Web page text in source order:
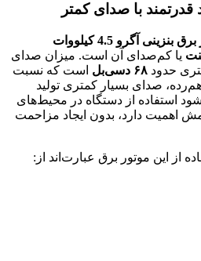
با صدای کمتر
موتور برق بنزینی آگرو 4.5 کیلووات
یا کم‌صدای آن است. میزان صدای
۶۸ دسی‌بل
است که نسبت
صدای بسیار کمتری تولید
استفاده از دستگاه در محیط‌های
اهمیت دارد، بدون ایجاد مزاحمت
از این موتور برق عبارت‌اند از: